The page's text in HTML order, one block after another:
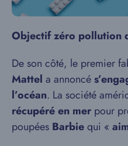
Objectif zéro pollution
De son côté, le premier
Mattel a annoncé
l’océan. La société
récupéré en mer pour
poupées Barbiequi «